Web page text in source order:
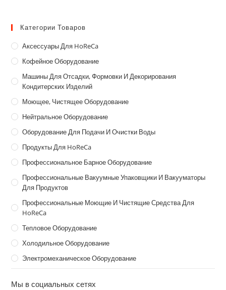
Категории Товаров
Аксессуары Для HoReCa
Кофейное Оборудование
Машины Для Отсадки, Формовки И Декорирования
Кондитерских Изделий
Моющее, Чистящее Оборудование
Нейтральное Оборудование
Оборудование Для Подачи И Очистки Воды
Продукты Для HoReCa
Профессиональное Барное Оборудование
Профессиональные Вакуумные Упаковщики И Вакууматоры
Для Продуктов
Профессиональные Моющие И Чистящие Средства Для
HoReCa
Тепловое Оборудование
Холодильное Оборудование
Электромеханическое Оборудование
Мы в социальных сетях